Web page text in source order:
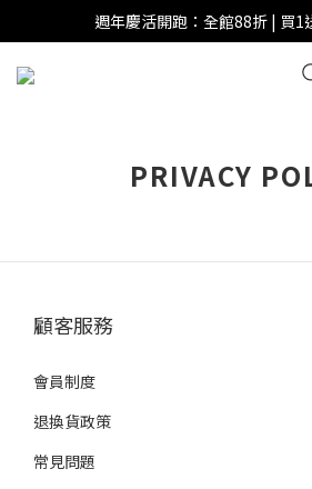
週年慶活開跑：全館88折 | 買1
週年慶活開跑：全館88折 | 買1
全館滿 $999 即享免運
PRIVACY
顧客服務
會員制度
退換貨政策
常見問題